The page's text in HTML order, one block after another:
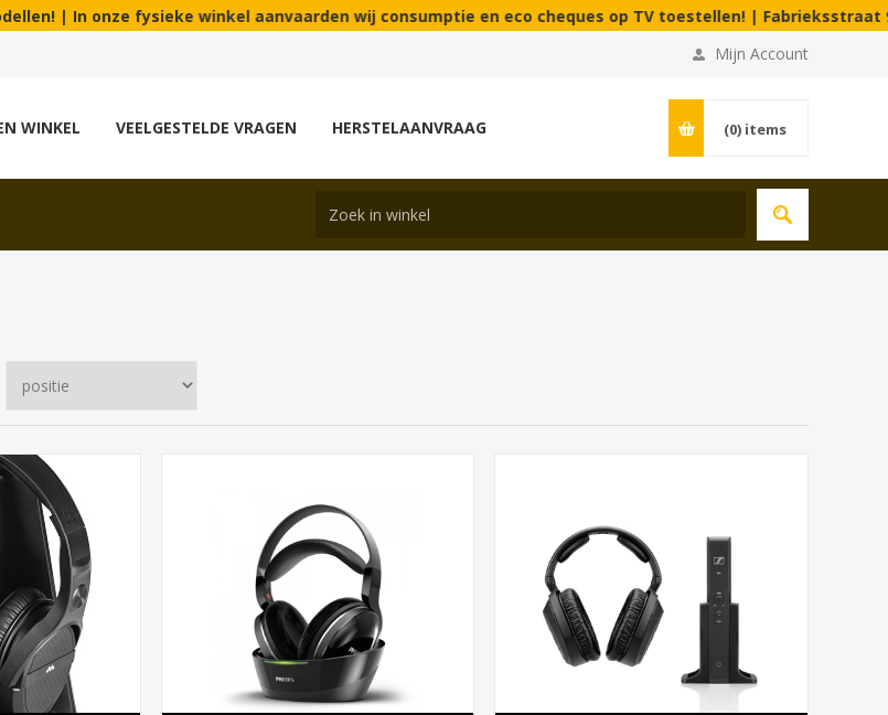
fysieke winkel aanvaarden wij consumptie en eco cheques op TV toestellen! | Fabrieksstraat 90C - 3900 Pelt
Mijn Account
WINKEL VEELGESTELDE VRAGEN HERSTELAANVRAAG (0) items